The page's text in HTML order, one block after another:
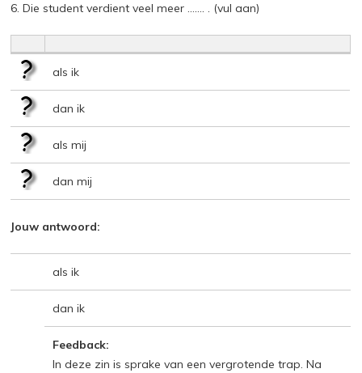
6. Die student verdient veel meer ……. . (vul aan)
als ik
dan ik
als mij
dan mij
Jouw antwoord:
als ik
dan ik
Feedback:
In deze zin is sprake van een vergrotende trap. Na